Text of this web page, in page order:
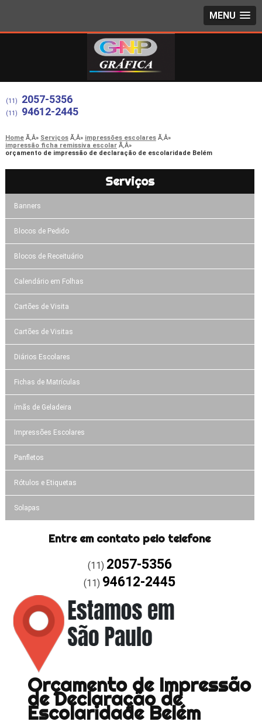
MENU
(11) 2057-5356
(11) 94612-2445
Home Serviços
impressões escolares
impressão ficha remissiva escolar
orçamento de impressão de declaração de escolaridade Belém
Serviços
Banners
Blocos de Pedido
Blocos de Receituário
Calendário em Folhas
Cartões de Visita
Cartões de Visitas
Diários Escolares
Fichas de Matrículas
ímãs de Geladeira
Impressões Escolares
Panfletos
Rótulos e Etiquetas
Solapas
Entre em contato pelo telefone
(11) 2057-5356
(11) 94612-2445
Orçamento de Impressão
de Declaração de
Escolaridade Belém